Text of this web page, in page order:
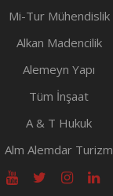
Mi-Tur Mühendislik
Alkan Madencilik
Alemeyn Yapı
Tüm İnşaat
A & T Hukuk
Alm Alemdar Turizm